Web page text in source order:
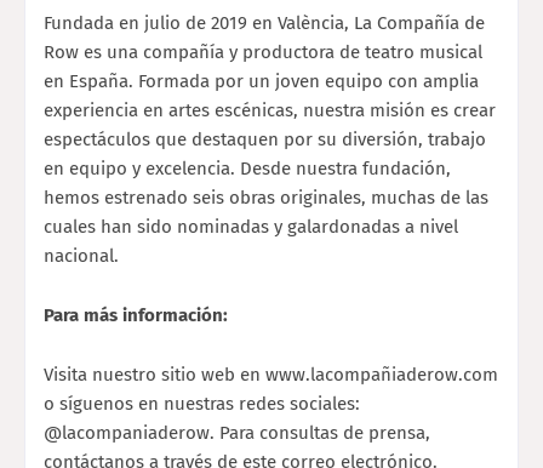
Fundada en julio de 2019 en València, La Compañía de
Row es una compañía y productora de teatro musical
en España. Formada por un joven equipo con amplia
experiencia en artes escénicas, nuestra misión es crear
espectáculos que destaquen por su diversión, trabajo
en equipo y excelencia. Desde nuestra fundación,
hemos estrenado seis obras originales, muchas de las
cuales han sido nominadas y galardonadas a nivel
nacional.
Para más información:
Visita nuestro sitio web en www.lacompañiaderow.com
o síguenos en nuestras redes sociales:
@lacompaniaderow. Para consultas de prensa,
contáctanos a través de este correo electrónico.